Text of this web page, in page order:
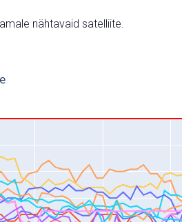
nähtavaid satelliite.